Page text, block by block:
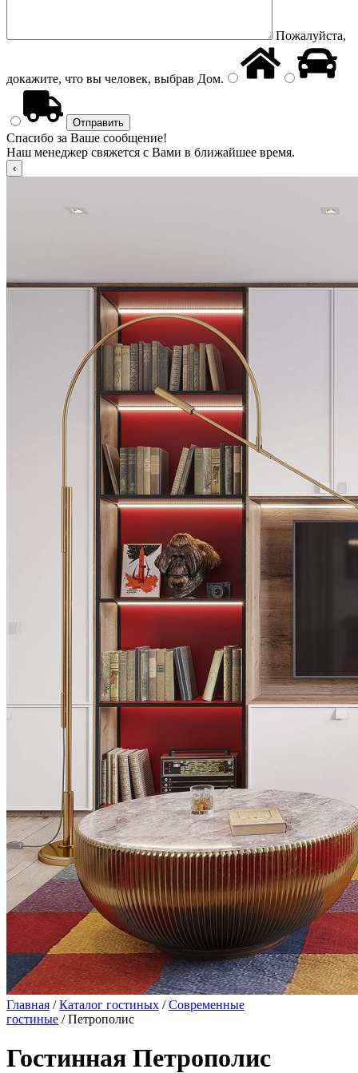
Пожалуйста,
докажите, что вы человек, выбрав Дом.
Спасибо за Ваше сообщение!
Наш менеджер свяжется с Вами в ближайшее время.
Главная /Каталог гостиных /Современные
гостиные / Петрополис
Гостинная Петрополис